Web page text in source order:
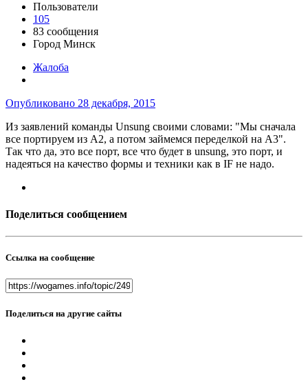
Пользователи
105
83 сообщения
Город Минск
Жалоба
Опубликовано 28 декабря, 2015
Из заявлений команды Unsung своими словами: "Мы сначала
все портируем из А2, а потом займемся переделкой на A3".
Так что да, это все порт, все что будет в unsung, это порт, и
надеяться на качество формы и техники как в IF не надо.
Поделиться сообщением
Ссылка на сообщение
Поделиться на другие сайты